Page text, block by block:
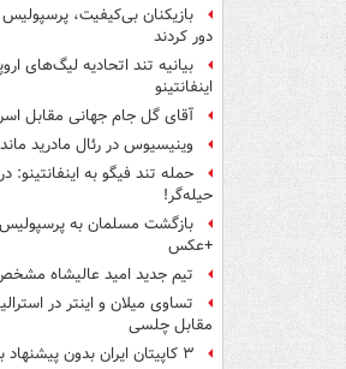
بازیکنان بی‌کیفیت، پرسپولیس
دور کردند
بیانیه تند اتحادیه لیگ‌های
اینفانتینو
آقای گل جام جهانی مقابل
وینیسیوس در رئال مادرید
حمله تند فیگو به
حیله‌گر!
بازگشت مسلمان به
+عکس
تیم جدید امید عالیشاه
تساوی میلان و اینتر در
مقابل چلسی
۳ کاپیتان ایران بدون پیشنهاد بزرگ